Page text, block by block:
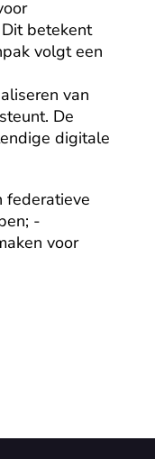
betekent
volgt een
van
De
digitale
federatieve
-
voor